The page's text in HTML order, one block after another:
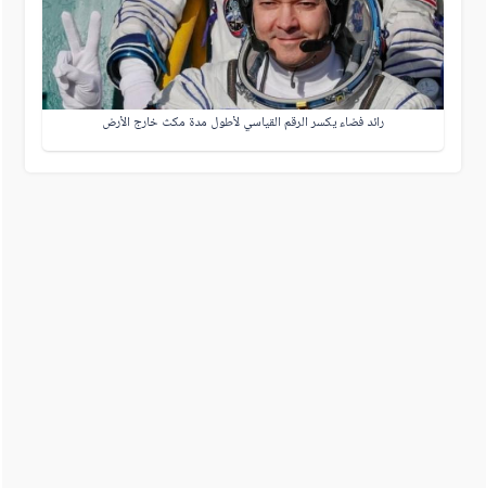
رائد فضاء يكسر الرقم القياسي لأطول مدة مكث خارج الأرض